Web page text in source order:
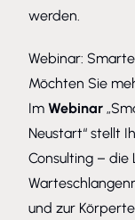
werden.
Webinar:
Möchten Sie
Im Webinar
Neustart“ stellt
Consulting – die
und zur